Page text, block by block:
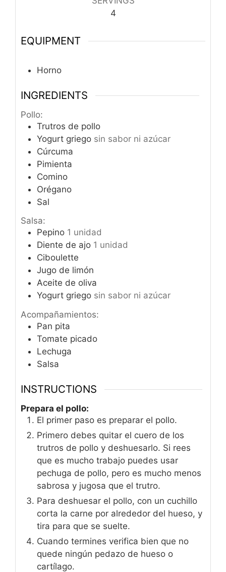
4
EQUIPMENT
Horno
INGREDIENTS
Pollo:
Trutros de pollo
Yogurt griego sin sabor ni azúcar
Cúrcuma
Pimienta
Comino
Orégano
Sal
Salsa:
Pepino 1 unidad
Diente de ajo 1 unidad
Ciboulette
Jugo de limón
Aceite de oliva
Yogurt griego sin sabor ni azúcar
Acompañamientos:
Pan pita
Tomate picado
Lechuga
Salsa
INSTRUCTIONS
Prepara el pollo:
El primer paso es preparar el pollo.
Primero debes quitar el cuero de los
trutros de pollo y deshuesarlo. Si rees
que es mucho trabajo puedes usar
pechuga de pollo, pero es mucho menos
sabrosa y jugosa que el trutro.
Para deshuesar el pollo, con un cuchillo
corta la carne por alrededor del hueso, y
tira para que se suelte.
Cuando termines verifica bien que no
quede ningún pedazo de hueso o
cartílago.